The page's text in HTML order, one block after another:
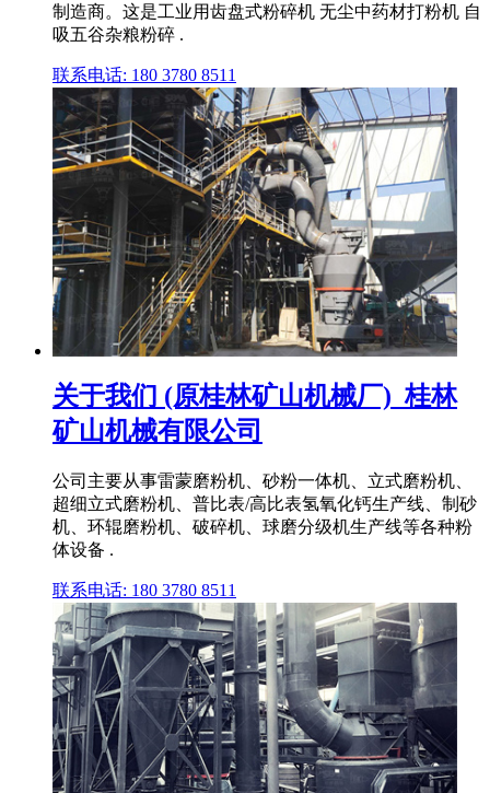
制造商。这是工业用齿盘式粉碎机 无尘中药材打粉机 自
吸五谷杂粮粉碎 .
联系电话: 180 3780 8511
关于我们 (原桂林矿山机械厂)_桂林
矿山机械有限公司
公司主要从事雷蒙磨粉机、砂粉一体机、立式磨粉机、
超细立式磨粉机、普比表/高比表氢氧化钙生产线、制砂
机、环辊磨粉机、破碎机、球磨分级机生产线等各种粉
体设备 .
联系电话: 180 3780 8511